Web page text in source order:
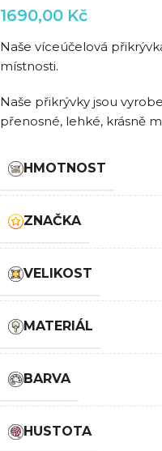
1690,00 Kč
Naše víceúčelová
místnosti.
Naše přikrývky jsou
přenosné, lehké, krásně
HMOTNOST
ZNAČKA
VELIKOST
MATERIÁL
BARVA
HUSTOTA